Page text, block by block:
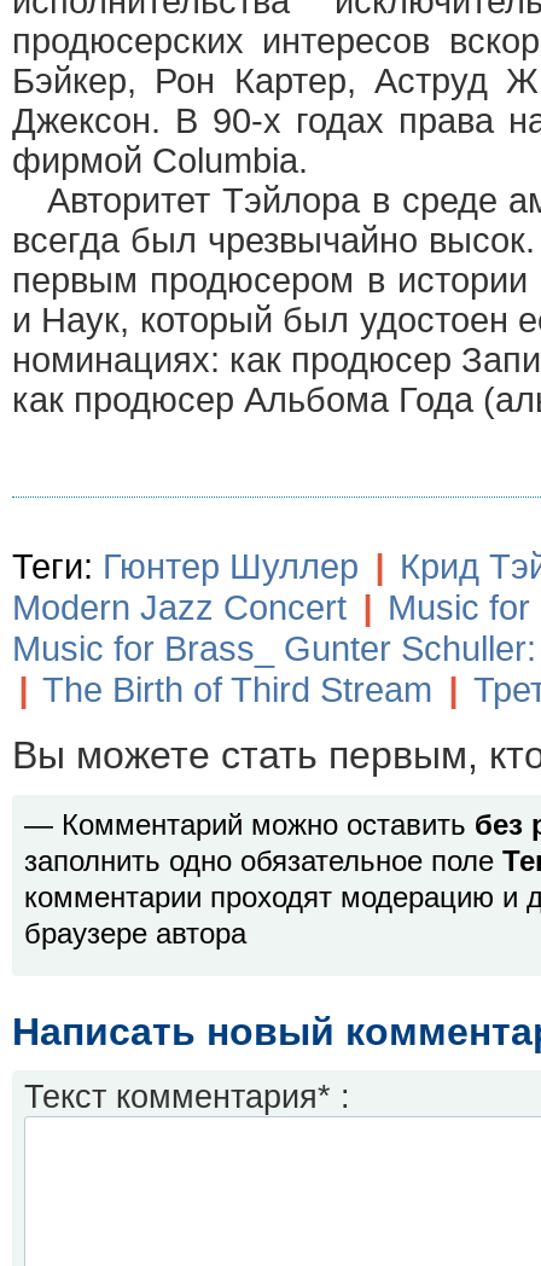
продюсерских интересов
Бэйкер, Рон Картер, Аструд
Джексон. В 90-х годах права
фирмой Columbia.
Авторитет Тэйлора в среде
всегда был чрезвычайно
первым продюсером в
и Наук, который был удостоен
номинациях: как продюсер
как продюсер Альбома Года
Теги: Гюнтер Шуллер | Крид
Modern Jazz Concert | Music for
Music for Brass_ Gunter
| The Birth of Third Stream |
Вы можете стать первым,
— Комментарий можно оставить без
заполнить одно обязательное поле
комментарии проходят модерацию и
браузере автора
Написать новый
Текст комментария* :